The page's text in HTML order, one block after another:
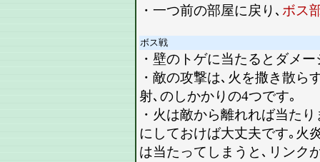
・一つ前の部屋に戻り､ ボス
ボス戦
・壁のトゲに当たるとダメ
・敵の攻撃は､火を撒き散ら
射､のしかかりの4つです｡
・火は敵から離れれば当た
にしておけば大丈夫です｡火
は当たってしまうと､リンク